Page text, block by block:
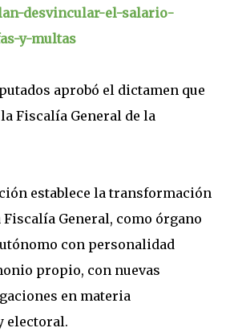
desvincular-el-salario-
y-multas
aprobó el dictamen que
Fiscalía General de la
establece la transformación
Fiscalía General, como órgano
con personalidad
propio, con nuevas
en materia
electoral.